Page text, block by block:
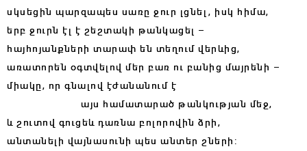
սկսեցին պարզապես սառը ջուր լցնել, իսկ հիմա,
երբ ջուրն էլ է շեշտակի թանկացել –
հայհոյանքների տարափ են տեղում վերևից,
առատորեն օգտվելով մեր բառ ու բանից մայրենի –
միակը, որ գնալով էժանանում է
այս համատարած թանկության մեջ,
և շուտով գուցեև դառնա բոլորովին ձրի,
անտանելի վայնասունի պես անտեր շների: